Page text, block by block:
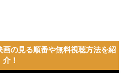
の見る順番や無料視聴方法を紹
介！